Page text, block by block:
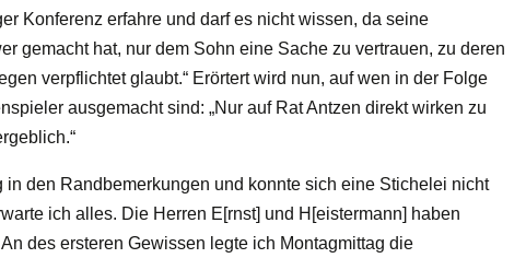
Konferenz erfahre und darf es nicht wissen, da seine
gemacht hat, nur dem Sohn eine Sache zu vertrauen, zu deren
verpflichtet glaubt.“ Erörtert wird nun, auf wen in der Folge
ausgemacht sind: „Nur auf Rat Antzen direkt wirken zu
den Randbemerkungen und konnte sich eine Stichelei nicht
ich alles. Die Herren E[rnst] und H[eistermann] haben
des ersteren Gewissen legte ich Montagmittag die